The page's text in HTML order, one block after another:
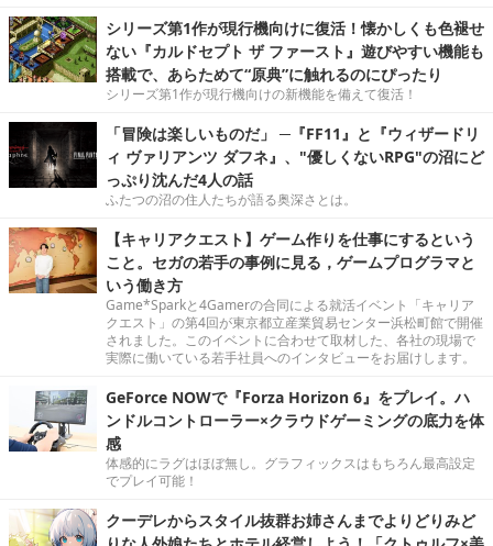
シリーズ第1作が現行機向けに復活！懐かしくも色褪せ
ない『カルドセプト ザ ファースト』遊びやすい機能も
搭載で、あらためて“原典”に触れるのにぴったり
シリーズ第1作が現行機向けの新機能を備えて復活！
「冒険は楽しいものだ」 ─『FF11』と『ウィザードリ
ィ ヴァリアンツ ダフネ』、"優しくないRPG"の沼にど
っぷり沈んだ4人の話
ふたつの沼の住人たちが語る奥深さとは。
【キャリアクエスト】ゲーム作りを仕事にするという
こと。セガの若手の事例に見る，ゲームプログラマと
いう働き方
Game*Sparkと4Gamerの合同による就活イベント「キャリア
クエスト」の第4回が東京都立産業貿易センター浜松町館で開催
されました。このイベントに合わせて取材した、各社の現場で
実際に働いている若手社員へのインタビューをお届けします。
GeForce NOWで『Forza Horizon 6』をプレイ。ハ
ンドルコントローラー×クラウドゲーミングの底力を体
感
体感的にラグはほぼ無し。グラフィックスはもちろん最高設定
でプレイ可能！
クーデレからスタイル抜群お姉さんまでよりどりみど